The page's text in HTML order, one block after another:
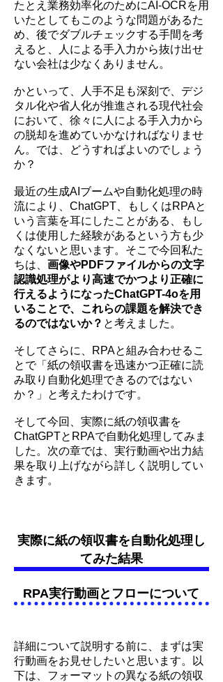
たとえ業務効率化のためにAI-OCRを用
いたとしてもこのような問題があるた
め、後でダブルチェックする手間を考
えると、人による手入力から抜け出せ
ない会社は少なくありません。
かといって、人手不足も深刻で、デジ
タル化や省人化が推進される現代社会
において、徐々に人による手入力から
の脱却を進めていかなければなりませ
ん。では、どうすればよいのでしょう
か？
最近の生成AIブームや自動化処理の時
流により、ChatGPT、もしくはRPAと
いう言葉を耳にしたことがある、もし
くは使用した経験があるという方も少
なくないと思います。そこで今回私た
ちは、 画像やPDFファイルからの文字
認識処理がより高速でかつより正確に
行えるようになったChatGPT-4oを用
いることで、これらの課題を解決でき
るのではないか？ と考えました。
そしてさらに、RPAと組み合わせるこ
とで「紙の領収書を迅速かつ正確に読
み取り自動化処理できるのではない
か？」と考えたわけです。
そして今回、実際に紙の領収書を
ChatGPTとRPAで自動化処理してみま
した。次の章では、実行動画や出力結
果を取り上げながら詳しく説明してい
きます。
​実際に紙の領収書を自動化処理し
てみた結果
詳細について説明する前に、まずは実
行動画をお見せしたいと思います。以
下は、フォーマットの異なる紙の領収
RPA実行動画とフローについて